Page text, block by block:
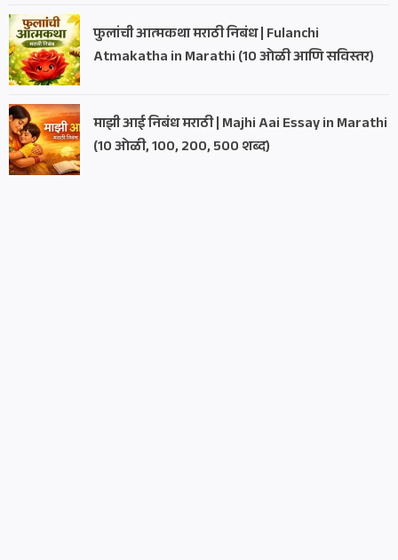
फुलांची आत्मकथा मराठी निबंध | Fulanchi
Atmakatha in Marathi (10 ओळी आणि सविस्तर)
माझी आई निबंध मराठी | Majhi Aai Essay in Marathi
(10 ओळी, 100, 200, 500 शब्द)